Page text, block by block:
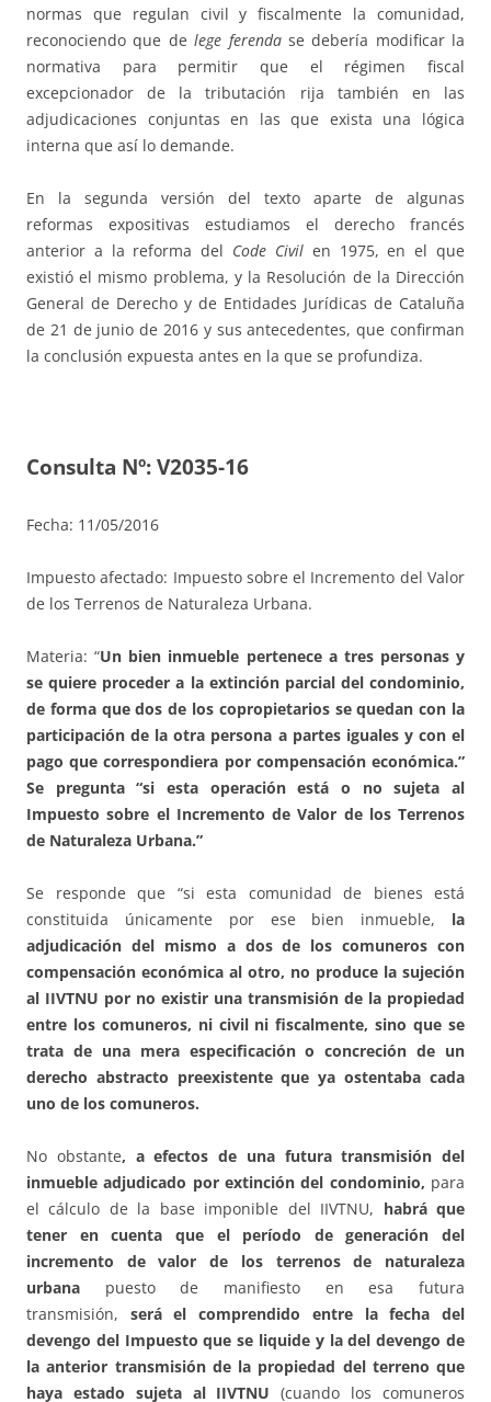
normas que regulan civil y fiscalmente la comunidad,
reconociendo que delege ferenda se debería modificar la
normativa para permitir que el régimen fiscal
excepcionador de la tributación rija también en las
adjudicaciones conjuntas en las que exista una lógica
interna que así lo demande.
En la segunda versión del texto aparte de algunas
reformas expositivas estudiamos el derecho francés
anterior a la reforma del Code Civil en 1975, en el que
existió el mismo problema, y la Resolución de la Dirección
General de Derecho y de Entidades Jurídicas de Cataluña
de 21 de junio de 2016 y sus antecedentes, que confirman
la conclusión expuesta antes en la que se profundiza.
Consulta Nº: V2035-16
Fecha: 11/05/2016
Impuesto afectado: Impuesto sobre el Incremento del Valor
de los Terrenos de Naturaleza Urbana.
Materia: “Un bien inmueble pertenece a tres personas y
se quiere proceder a la extinción parcial del condominio,
de forma que dos de los copropietarios se quedan con la
participación de la otra persona a partes iguales y con el
pago que correspondiera por compensación económica.”
Se pregunta “si esta operación está o no sujeta al
Impuesto sobre el Incremento de Valor de los Terrenos
de Naturaleza Urbana.”
Se responde que “si esta comunidad de bienes está
constituida únicamente por ese bien inmueble, la
adjudicación del mismo a dos de los comuneros con
compensación económica al otro, no produce la sujeción
al IIVTNU por no existir una transmisión de la propiedad
entre los comuneros, ni civil ni fiscalmente, sino que se
trata de una mera especificación o concreción de un
derecho abstracto preexistente que ya ostentaba cada
uno de los comuneros.
No obstante, a efectos de una futura transmisión del
inmueble adjudicado por extinción del condominio, para
el cálculo de la base imponible del IIVTNU, habrá que
tener en cuenta que el período de generación del
incremento de valor de los terrenos de naturaleza
urbana puesto de manifiesto en esa futura
transmisión, será el comprendido entre la fecha del
devengo del Impuesto que se liquide y la del devengo de
la anterior transmisión de la propiedad del terreno que
haya estado sujeta al IIVTNU (cuando los comuneros